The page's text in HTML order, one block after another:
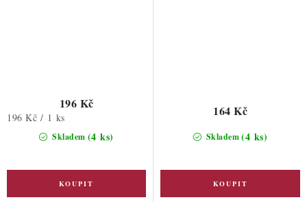
Skladem (4 ks)
196 Kč
Měrná
196 Kč / 1 ks
Skladem(4 ks)
164 Kč